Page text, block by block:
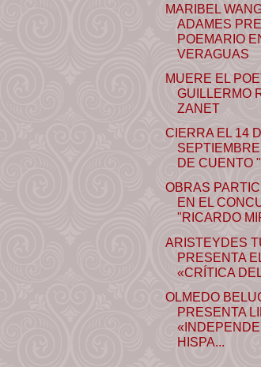
MARIBEL
ADAMES
POEMARIO
VERAGUAS
MUERE EL
GUILLERMO
ZANET
CIERRA EL 14
DE CUENTO
OBRAS
EN EL
"RICARDO
ARISTEYDES
PRESENTA
«CRÍTICA DEL
OLMEDO
PRESENTA
HISPA...